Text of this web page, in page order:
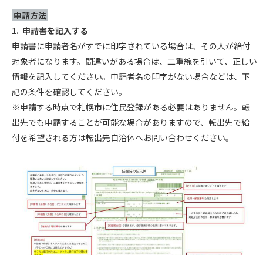
申請方法
1. 申請書を記入する
申請書に申請者名がすでに印字されている場合は、その人が給付
対象者になります。間違いがある場合は、二重線を引いて、正しい
情報を記入してください。申請者名の印字がない場合などは、下
記の条件を確認してください。
※申請する時点で札幌市に住民登録がある必要はありません。転
出先でも申請することが可能な場合がありますので、転出先で給
付を希望される方は転出先自治体へお問い合わせください。